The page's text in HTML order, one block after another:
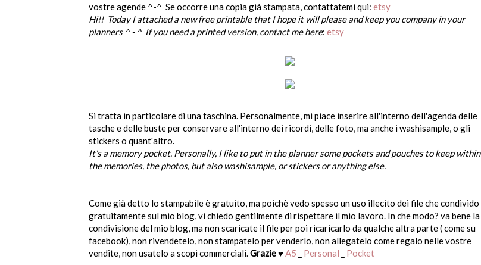
vostre agende ^-^ Se occorre una copia già stampata, contattatemi qui: etsy
Hi!! Today I attached a newfreeprintable that I hope it will pleaseand keep you company in your
planners ^ - ^ If you need a printed version, contact me here: etsy
Si tratta in particolare di una taschina. Personalmente, mi piace inserire all'interno dell'agenda delle
tasche e delle buste per conservare all'interno dei ricordi, delle foto, ma anche i washisample, o gli
stickers o quant'altro.
It's a memory pocket. Personally, I like to put in the planner somepockets and pouches to keep within
the memories, the photos, but also washisample, or stickers or anything else.
Come già detto lo stampabile è gratuito, ma poichè vedo spesso un uso illecito dei file che condivido
gratuitamente sul mio blog, vi chiedo gentilmente di rispettare il mio lavoro. In che modo? va bene la
condivisione del mio blog, ma non scaricate il file per poi ricaricarlo da qualche altra parte ( come su
facebook), non rivendetelo, non stampatelo per venderlo, non allegatelo come regalo nelle vostre
vendite, non usatelo a scopi commerciali.Grazie♥A5 Personal Pocket